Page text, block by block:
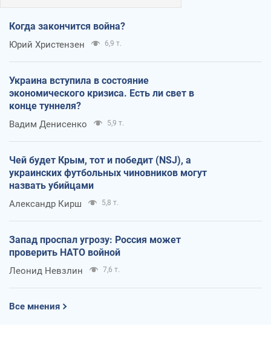
Когда закончится война?
Юрий Христензен 6,9 т.
Украина вступила в состояние
экономического кризиса. Есть ли свет в
конце туннеля?
Вадим Денисенко 5,9 т.
Чей будет Крым, тот и победит (NSJ), а
украинских футбольных чиновников могут
назвать убийцами
Александр Кирш 5,8 т.
Запад проспал угрозу: Россия может
проверить НАТО войной
Леонид Невзлин 7,6 т.
Все мнения